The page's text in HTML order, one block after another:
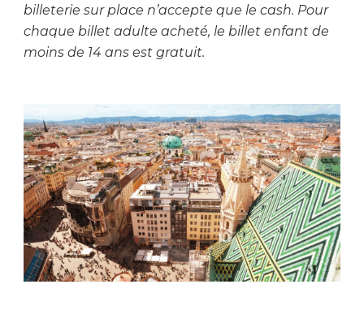
billeterie sur place n’accepte que le cash. Pour
chaque billet adulte acheté, le billet enfant de
moins de 14 ans est gratuit.